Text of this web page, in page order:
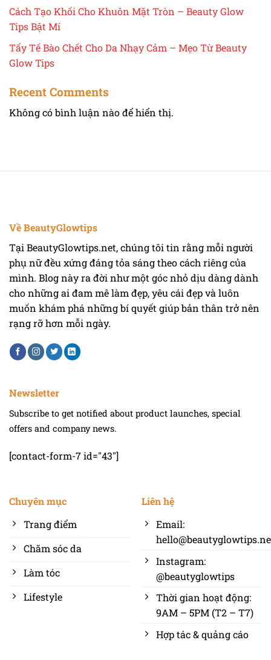
Cách Tạo Khối Cho Khuôn Mặt Tròn – Beauty Glow
Tips Bật Mí
Tẩy Tế Bào Chết Cho Da Nhạy Cảm – Mẹo Từ Beauty
Glow Tips
Recent Comments
Không có bình luận nào để hiển thị.
Về BeautyGlowtips
Tại BeautyGlowtips.net, chúng tôi tin rằng mỗi người
phụ nữ đều xứng đáng tỏa sáng theo cách riêng của
mình. Blog này ra đời như một góc nhỏ dịu dàng dành
cho những ai đam mê làm đẹp, yêu cái đẹp và luôn
muốn khám phá những bí quyết giúp bản thân trở nên
rạng rỡ hơn mỗi ngày.
Chuyên mục
Trang điểm
Chăm sóc da
Làm tóc
Lifestyle
Liên hệ
Email:
Instagram:
@beautyglowtips
Thời gian hoạt động:
9AM – 5PM (T2 – T7)
Hợp tác & quảng cáo
Newsletter
Subscribe to get notified about product launches, special
offers and company news.
[contact-form-7 id="43"]